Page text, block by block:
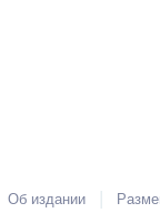
Об издании |